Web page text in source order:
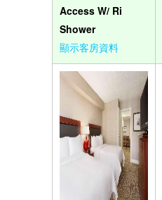
Access W/ Ri
Shower
顯示客房資料